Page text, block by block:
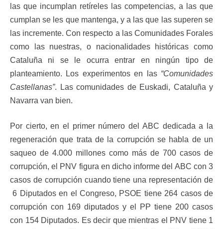
las que incumplan retíreles las competencias, a las que
cumplan se les que mantenga, y a las que las superen se
las incremente. Con respecto a las Comunidades Forales
como las nuestras, o nacionalidades históricas como
Cataluña ni se le ocurra entrar en ningún tipo de
planteamiento. Los experimentos en las “Comunidades
Castellanas”. Las comunidades de Euskadi, Cataluña y
Navarra van bien.
Por cierto, en el primer número del ABC dedicada a la
regeneración que trata de la corrupción se habla de un
saqueo de 4.000 millones como más de 700 casos de
corrupción, el PNV figura en dicho informe del ABC con 3
casos de corrupción cuando tiene una representación de
6 Diputados en el Congreso, PSOE tiene 264 casos de
corrupción con 169 diputados y el PP tiene 200 casos
con 154 Diputados. Es decir que mientras el PNV tiene 1